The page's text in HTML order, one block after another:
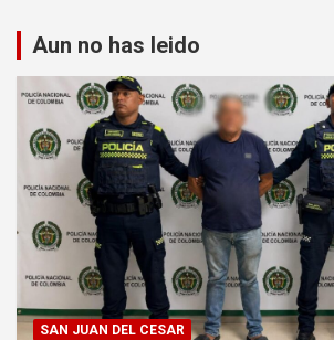
Aun no has leido
SAN JUAN DEL CESAR